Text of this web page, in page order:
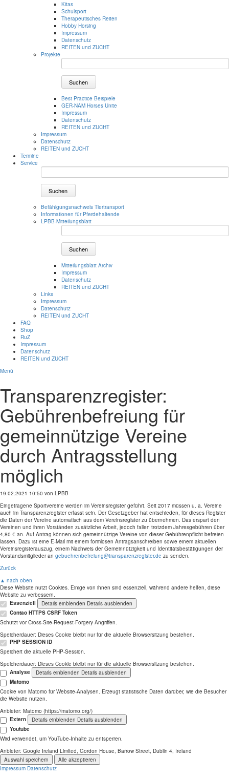
Kitas
Schulsport
Therapeutisches Reiten
Hobby Horsing
Impressum
Datenschutz
REITEN und ZUCHT
Projekte
Suchen
Best Practice Beispiele
GER-NAM Horses Unite
Impressum
Datenschutz
REITEN und ZUCHT
Impressum
Datenschutz
REITEN und ZUCHT
Termine
Service
Suchen
Befähigungsnachweis Tiertransport
Informationen für Pferdehaltende
LPBB-Mitteilungsblatt
Suchen
Mitteilungsblatt Archiv
Impressum
Datenschutz
REITEN und ZUCHT
Links
Impressum
Datenschutz
REITEN und ZUCHT
FAQ
Shop
RuZ
Impressum
Datenschutz
REITEN und ZUCHT
Menü
Transparenzregister:
Gebührenbefreiung für
gemeinnützige Vereine
durch Antragsstellung
möglich
19.02.2021 10:50 von LPBB
Eingetragene Sportvereine werden im Vereinsregister geführt. Seit 2017 müssen u. a. Vereine
auch im Transparenzregister erfasst sein. Der Gesetzgeber hat entschieden, für dieses Register
die Daten der Vereine automatisch aus dem Vereinsregister zu übernehmen. Das erspart den
Vereinen und ihren Vorständen zusätzliche Arbeit, jedoch fallen trotzdem Jahresgebühren über
4,80 € an. Auf Antrag können sich gemeinnützige Vereine von dieser Gebührenpflicht befreien
lassen. Dazu ist eine E-Mail mit einem formlosen Antragsanschreiben sowie einem aktuellen
Vereinsregisterauszug, einem Nachweis der Gemeinnützigkeit und Identitätsbestätigungen der
Vorstandsmitglieder an gebuehrenbefreiung@transparenzregister.de zu senden.
Zurück
▲ nach oben
Diese Website nutzt Cookies. Einige von ihnen sind essenziell, während andere helfen, diese
Website zu verbessern.
Essenziell
Details einblenden Details ausblenden
Contao HTTPS CSRF Token
Schützt vor Cross-Site-Request-Forgery Angriffen.
Speicherdauer: Dieses Cookie bleibt nur für die aktuelle Browsersitzung bestehen.
PHP SESSION ID
Speichert die aktuelle PHP-Session.
Speicherdauer: Dieses Cookie bleibt nur für die aktuelle Browsersitzung bestehen.
Analyse
Details einblenden Details ausblenden
Matomo
Cookie von Matomo für Website-Analysen. Erzeugt statistische Daten darüber, wie die Besucher
die Website nutzen.
Anbieter: Matomo (https://matomo.org/)
Extern
Details einblenden Details ausblenden
Youtube
Wird verwendet, um YouTube-Inhalte zu entsperren.
Anbieter: Google Ireland Limited, Gordon House, Barrow Street, Dublin 4, Ireland
Auswahl speichern
Alle akzeptieren
Impressum Datenschutz